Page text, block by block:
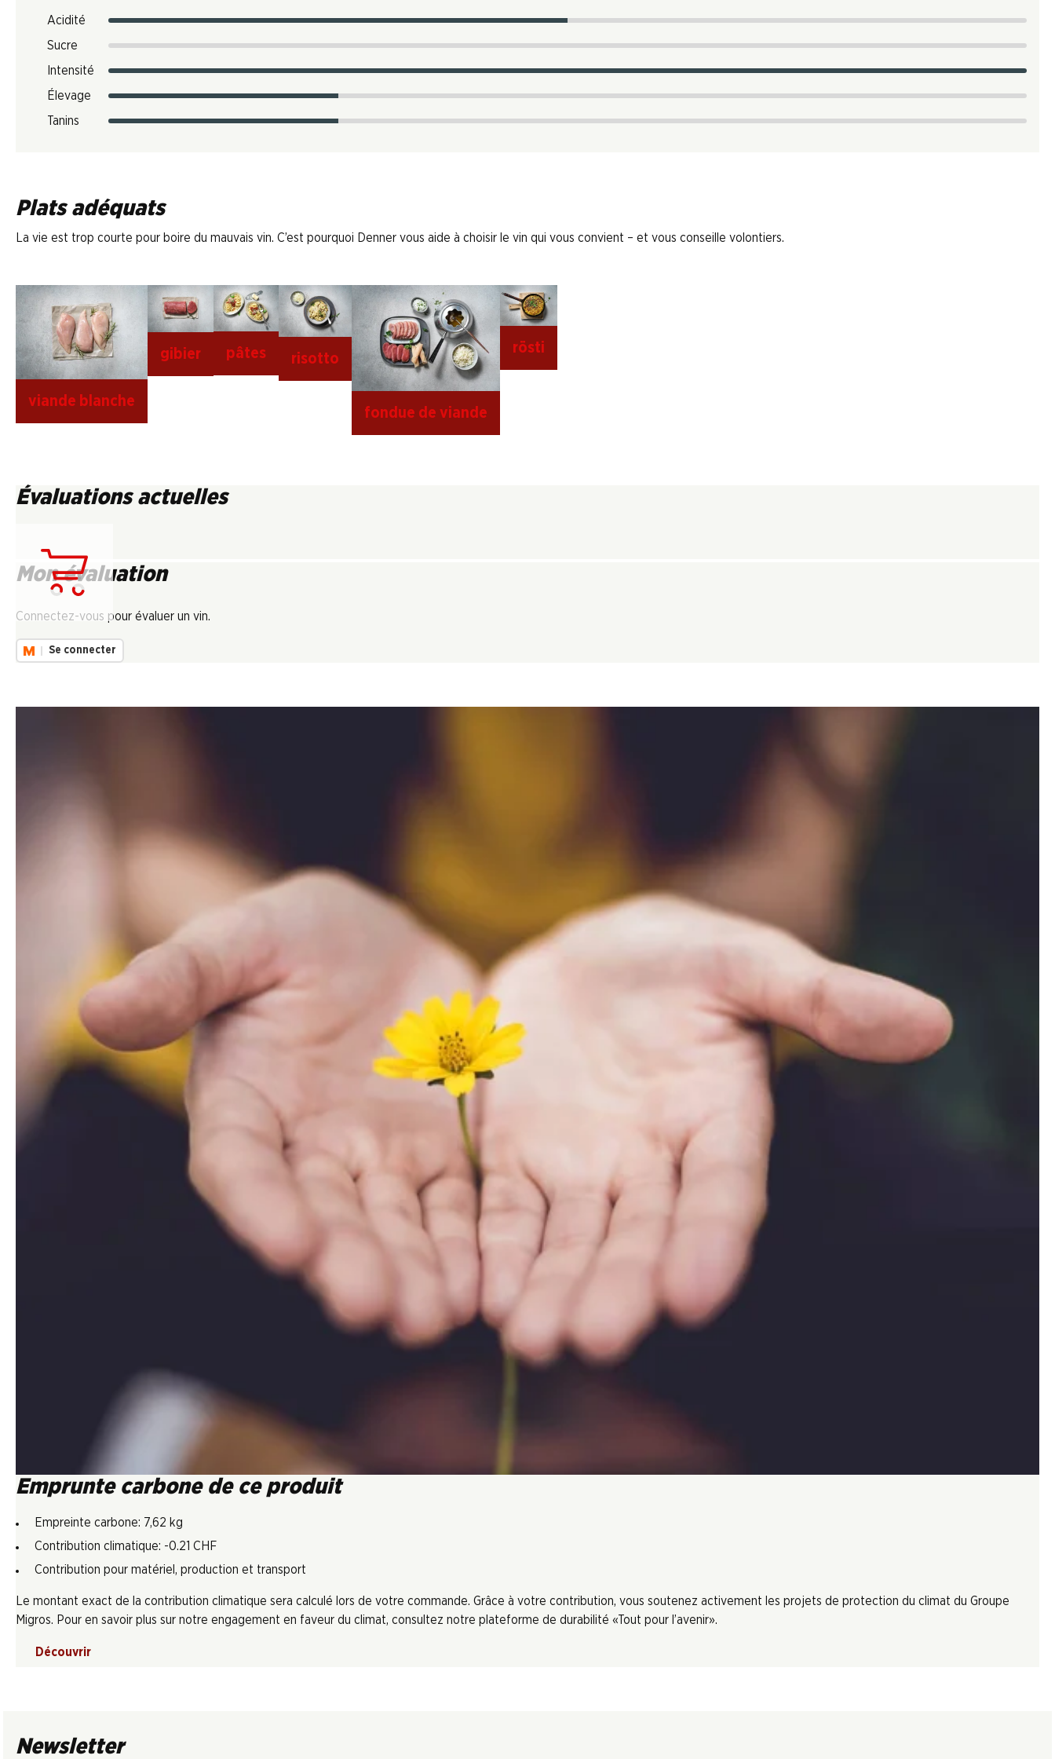
Acidité
Sucre
Intensité
Élevage
Tanins
Plats adéquats
La vie est trop courte pour boire du mauvais vin. C’est pourquoi Denner vous aide à choisir le vin qui vous convient – et vous conseille volontiers.
viande blanche
gibier pâtes risotto
fondue de viande
rösti
Évaluations actuelles
Mon évaluation
Connectez-vous pour évaluer un vin.
Se connecter
Emprunte carbone de ce produit
Empreinte carbone: 7,62 kg
Contribution climatique: -0.21 CHF
Contribution pour matériel, production et transport
Le montant exact de la contribution climatique sera calculé lors de votre commande. Grâce à votre contribution, vous soutenez activement les projets de protection du climat du Groupe
Migros. Pour en savoir plus sur notre engagement en faveur du climat, consultez notre plateforme de durabilité «Tout pour l’avenir».
Découvrir
Newsletter